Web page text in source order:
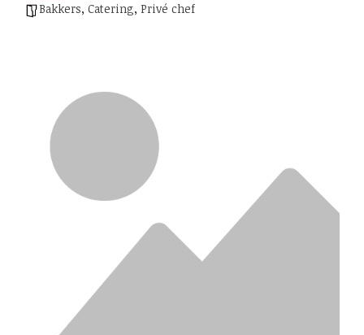
Bakkers, Catering, Privé chef